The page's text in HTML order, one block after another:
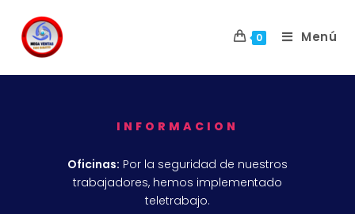
0 Menú
INFORMACION
Oficinas: Por la seguridad de nuestros
trabajadores, hemos implementado
teletrabajo.